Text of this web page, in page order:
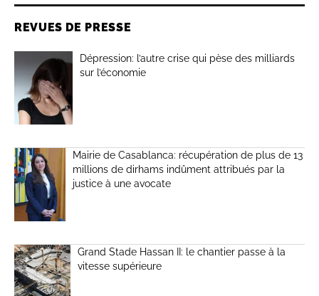
REVUES DE PRESSE
Dépression: l’autre crise qui pèse des milliards
sur l’économie
Mairie de Casablanca: récupération de plus de 13
millions de dirhams indûment attribués par la
justice à une avocate
Grand Stade Hassan II: le chantier passe à la
vitesse supérieure